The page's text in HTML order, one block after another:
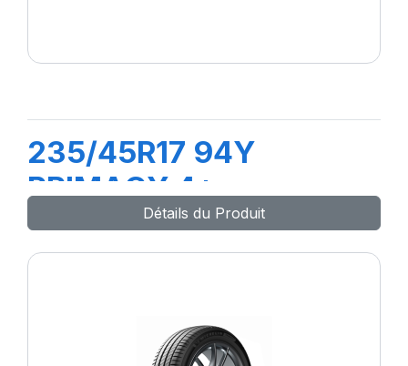
235/45R17 94Y
PRIMACY 4+
Détails du Produit